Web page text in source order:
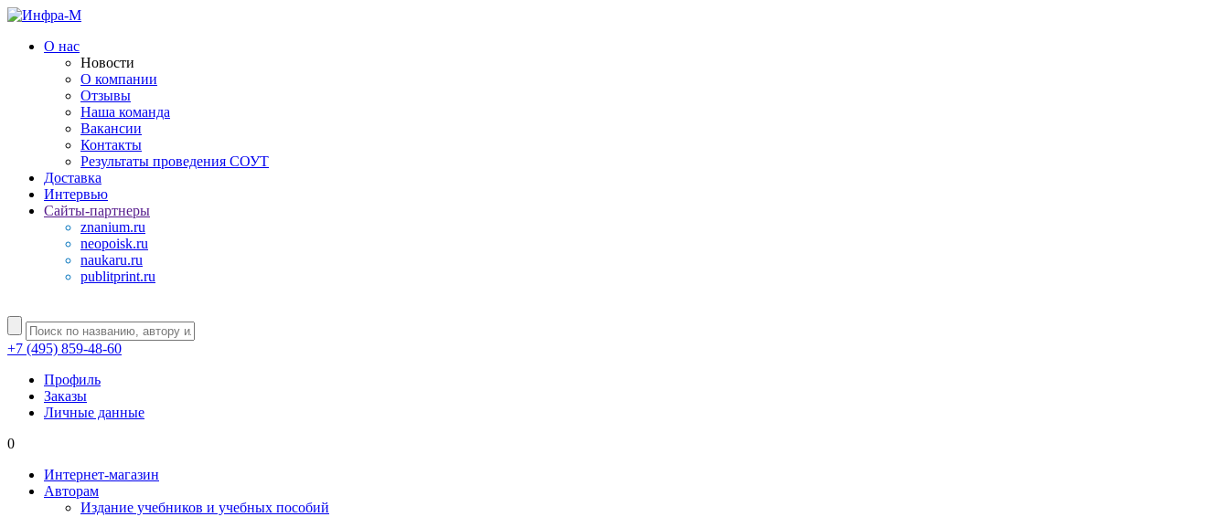
О нас
Новости
О компании
Отзывы
Наша команда
Вакансии
Контакты
Результаты проведения СОУТ
Доставка
Интервью
Сайты-партнеры
znanium.ru
neopoisk.ru
naukaru.ru
publitprint.ru
+7 (495) 859-48-60
Профиль
Заказы
Личные данные
0
Интернет-магазин
Авторам
Издание учебников и учебных пособий